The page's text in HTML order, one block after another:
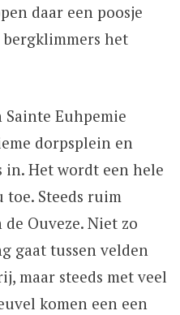
daar een poosje
het
Euhpemie
dorpsplein en
in. Het wordt een hele
Steeds ruim
Ouveze. Niet zo
gaat tussen velden
maar steeds met veel
komen een een